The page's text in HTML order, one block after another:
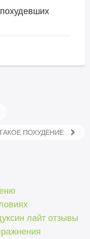
ПОХУДЕНИЕ
лайт отзывы